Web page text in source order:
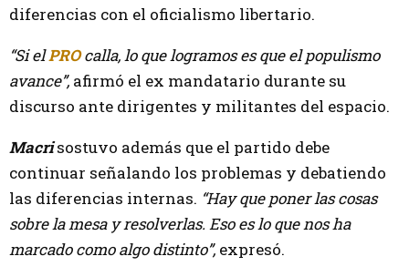
diferencias con el oficialismo libertario.
“Si elPROcalla, lo que logramos es que el populismo
avance”, afirmó el ex mandatario durante su
discurso ante dirigentes y militantes del espacio.
Macrisostuvo además que el partido debe
continuar señalando los problemas y debatiendo
las diferencias internas. “Hay que poner las cosas
sobre la mesa y resolverlas. Eso es lo que nos ha
marcado como algo distinto”, expresó.